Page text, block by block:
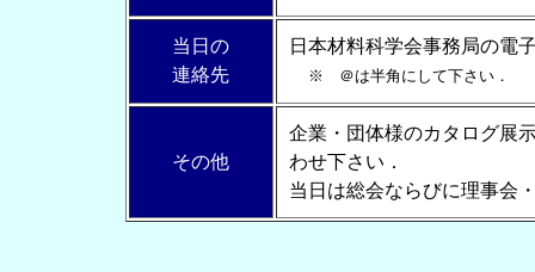
当日の
連絡先
日本材料科学会事務局の電
※ ＠は半角にして下さい．
その他
企業・団体様のカタログ展
わせ下さい．
当日は総会ならびに理事会